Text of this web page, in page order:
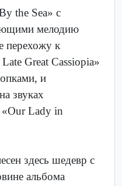
the Sea» с
мелодию
перехожу к
Great Cassiopia»
и
звуках
«Our Lady in
здесь шедевр с
альбома